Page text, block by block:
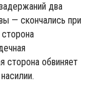
два
— скончались при
сторона обвиняет